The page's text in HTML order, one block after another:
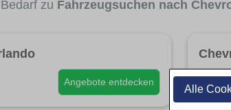
Alle
zu Fahrzeugsuchen nach
Angebote entdecken